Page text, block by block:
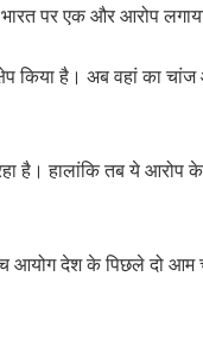
पर एक और आरोप
किया है। अब वहां का
रहा है। हालांकि तब ये
आयोग देश के पिछले दो आम